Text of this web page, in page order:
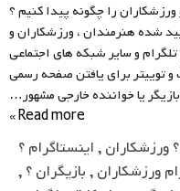
را چگونه پیدا کنیم ؟
شده هنرمندان ، ورزشکاران و
و سایر شبکه های اجتماعی
و توییتر برای یافتن صفحه رسمی
یا خواننده خارجی مشهور…
Read more »
,اینستاگرام ؟
ورزشکاران,بازیگران ؟,